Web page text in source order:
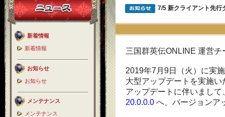
新着情報
新着情報
お知らせ
お知らせ
メンテナンス
メンテナンス
7/5 新クライアント先行
三国群英伝ONLINE 運営チ
2019年7月9日（火）に実
大型アップデートを実施い
アップデートに伴いまし
20.0.0.0 へ、バージョンア